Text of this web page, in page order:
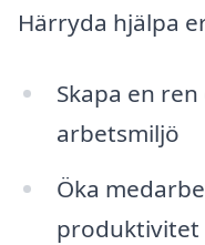
Härryda hjälpa
Skapa en
arbetsmiljö
Öka
produktivitet